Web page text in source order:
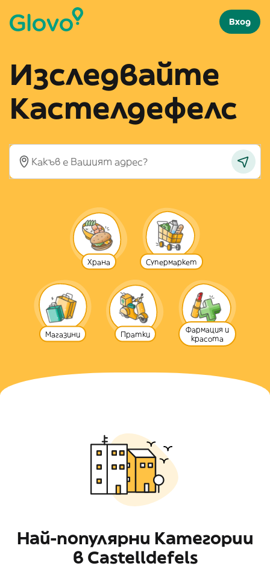
Вход
Изследвайте
Кастелдефелс
Храна Супермаркет
Магазини Пратки
Фармация и
красота
Най-популярни Категории
в Castelldefels